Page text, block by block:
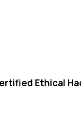
Ethical